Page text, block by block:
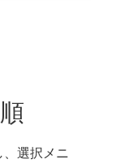
、選択メニ